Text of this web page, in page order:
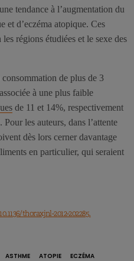
tendance à l’augmentation du
et d’eczéma atopique. Ces
régions étudiées et le sexe des
de plus de 3
à une plus faible
de 11 et 14%, respectivement
Pour les auteurs, dans l’attente
dès lors cerner davantage
en particulier, qui seraient
thoraxjnl-2012-202285.
ASTHME ATOPIE
ECZÉMA